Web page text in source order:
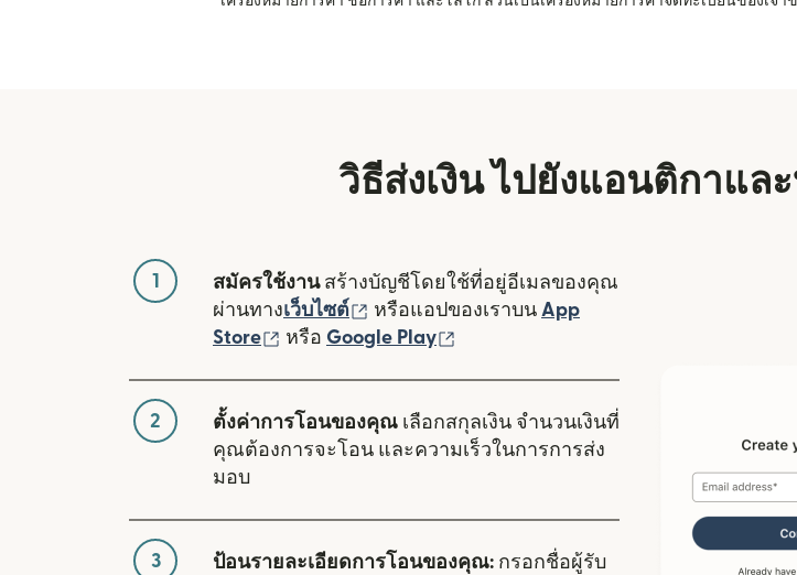
วิธีส่งเงิน ไปยังแอนติกาแล
1 สมัครใช้งานสร้างบัญชีโดยใช้ที่อยู่อีเมลของคุณ
ผ่านทางเว็บไซต์ (เปิดในหน้าต่างใหม่)
หรือแอปของเราบน App
Store
(เปิดในหน้าต่างใหม่)
หรือ Google Play
2 ตั้งค่าการโอนของคุณ เลือกสกุลเงิน จำนวนเงินที่
คุณต้องการจะโอน และความเร็วในการการส่ง
มอบ
3 ป้อนรายละเอียดการโอนของคุณ: กรอกชื่อผู้รับ